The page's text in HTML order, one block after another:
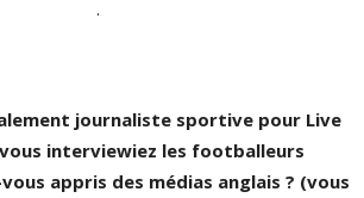
.
journaliste sportive pour Live
interviewiez les footballeurs
appris des médias anglais ? (vous